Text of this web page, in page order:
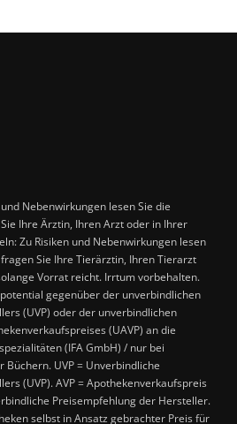
Nebenwirkungen lesen Sie die
Ihre Ärztin, Ihren Arzt oder in Ihrer
Zu Risiken und Nebenwirkungen lesen
Sie Ihre Tierärztin, Ihren Tierarzt
Vorrat reicht. Irrtum vorbehalten.
gegenüber der unverbindlichen
(UVP) oder der unverbindlichen
(UAVP) an die
(IFA GmbH) / nur bei
UVP = Unverbindliche
(UVP). AVP = Apothekenverkaufspreis
Preisempfehlung der Hersteller.
selbst in Ansatz gebrachter Preis für